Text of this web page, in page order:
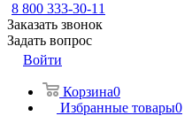
8 800 333-30-11
Заказать звонок
Задать вопрос
Войти
Корзина0
Избранные товары0